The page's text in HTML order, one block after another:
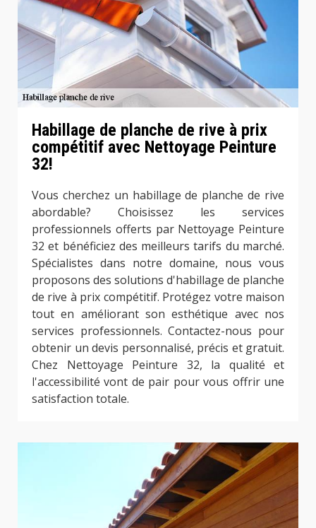
Habillage de planche de rive à prix
compétitif avec Nettoyage Peinture
32!
Vous cherchez un habillage de planche de rive
abordable? Choisissez les services
professionnels offerts par Nettoyage Peinture
32 et bénéficiez des meilleurs tarifs du marché.
Spécialistes dans notre domaine, nous vous
proposons des solutions d'habillage de planche
de rive à prix compétitif. Protégez votre maison
tout en améliorant son esthétique avec nos
services professionnels. Contactez-nous pour
obtenir un devis personnalisé, précis et gratuit.
Chez Nettoyage Peinture 32, la qualité et
l'accessibilité vont de pair pour vous offrir une
satisfaction totale.